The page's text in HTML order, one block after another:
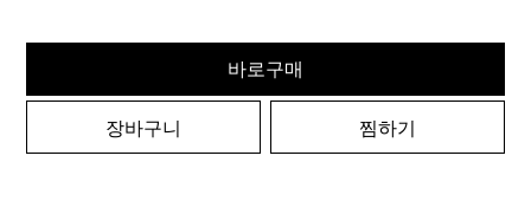
바로구매
장바구니 찜하기